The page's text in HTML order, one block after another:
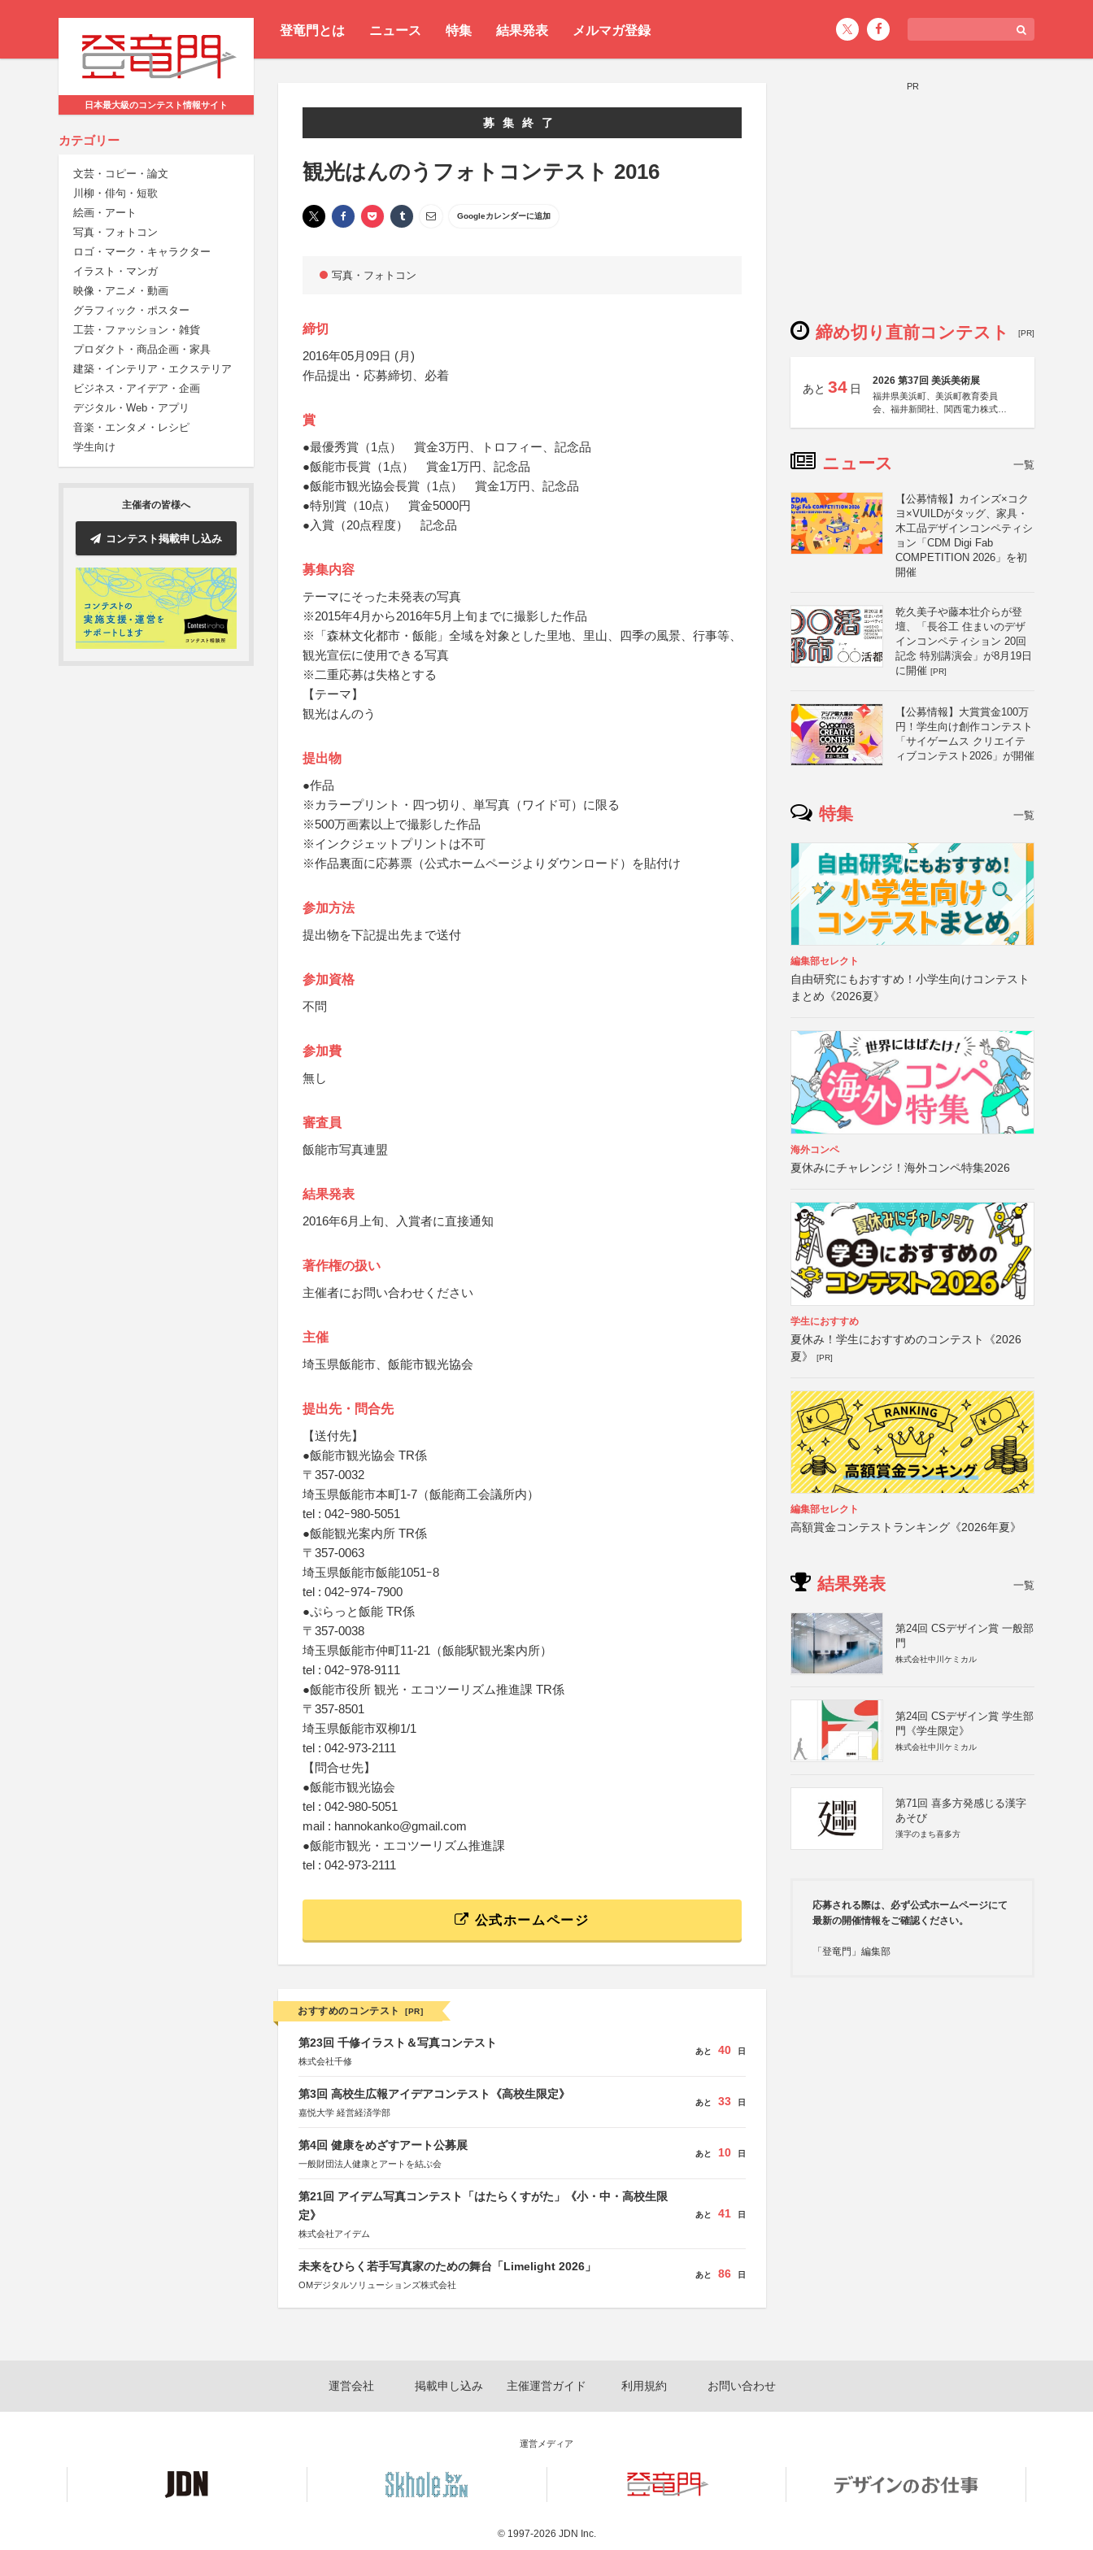
登竜門とは ニュース 特集 結果発表 メルマガ登録
日本最大級のコンテスト情報サイト
カテゴリー
文芸・コピー・論文
川柳・俳句・短歌
絵画・アート
写真・フォトコン
ロゴ・マーク・キャラクター
イラスト・マンガ
映像・アニメ・動画
グラフィック・ポスター
工芸・ファッション・雑貨
プロダクト・商品企画・家具
建築・インテリア・エクステリア
ビジネス・アイデア・企画
デジタル・Web・アプリ
音楽・エンタメ・レシピ
学生向け
主催者の皆様へ
コンテスト掲載申し込み
募集終了
観光はんのうフォトコンテスト 2016
Googleカレンダーに追加
写真・フォトコン
締切
2016年05月09日 (月)
作品提出・応募締切、必着
賞
●最優秀賞（1点） 賞金3万円、トロフィー、記念品
●飯能市長賞（1点） 賞金1万円、記念品
●飯能市観光協会長賞（1点） 賞金1万円、記念品
●特別賞（10点） 賞金5000円
●入賞（20点程度） 記念品
募集内容
テーマにそった未発表の写真
※2015年4月から2016年5月上旬までに撮影した作品
※「森林文化都市・飯能」全域を対象とした里地、里山、四季の風景、行事等、
観光宣伝に使用できる写真
※二重応募は失格とする
【テーマ】
観光はんのう
提出物
●作品
※カラープリント・四つ切り、単写真（ワイド可）に限る
※500万画素以上で撮影した作品
※インクジェットプリントは不可
※作品裏面に応募票（公式ホームページよりダウンロード）を貼付け
参加方法
提出物を下記提出先まで送付
参加資格
不問
参加費
無し
審査員
飯能市写真連盟
結果発表
2016年6月上旬、入賞者に直接通知
著作権の扱い
主催者にお問い合わせください
主催
埼玉県飯能市、飯能市観光協会
提出先・問合先
【送付先】
●飯能市観光協会 TR係
〒357-0032
埼玉県飯能市本町1-7（飯能商工会議所内）
tel : 042ｰ980-5051
●飯能観光案内所 TR係
〒357-0063
埼玉県飯能市飯能1051ｰ8
tel : 042ｰ974ｰ7900
●ぷらっと飯能 TR係
〒357-0038
埼玉県飯能市仲町11-21（飯能駅観光案内所）
tel : 042ｰ978-9111
●飯能市役所 観光・エコツーリズム推進課 TR係
〒357-8501
埼玉県飯能市双柳1/1
tel : 042-973-2111
【問合せ先】
●飯能市観光協会
tel : 042-980-5051
mail : hannokanko@gmail.com
●飯能市観光・エコツーリズム推進課
tel : 042-973-2111
公式ホームページ
おすすめのコンテスト [PR]
第23回 千修イラスト＆写真コンテスト
株式会社千修
あと 40 日
第3回 高校生広報アイデアコンテスト《高校生限定》
嘉悦大学 経営経済学部
あと 33 日
第4回 健康をめざすアート公募展
一般財団法人健康とアートを結ぶ会
あと 10 日
第21回 アイデム写真コンテスト「はたらくすがた」《小・中・高校生限
定》
株式会社アイデム
あと 41 日
未来をひらく若手写真家のための舞台「Limelight 2026」
OMデジタルソリューションズ株式会社
あと 86 日
PR
締め切り直前コンテスト [PR]
あと 34 日
2026 第37回 美浜美術展
福井県美浜町、美浜町教育委員
会、福井新聞社、関西電力株式会
ニュース 一覧
【公募情報】カインズ×コク
ヨ×VUILDがタッグ、家具・
木工品デザインコンペティシ
ョン「CDM Digi Fab
COMPETITION 2026」を初
開催
乾久美子や藤本壮介らが登
壇、「長谷工 住まいのデザ
インコンペティション 20回
記念 特別講演会」が8月19日
に開催 [PR]
【公募情報】大賞賞金100万
円！学生向け創作コンテスト
「サイゲームス クリエイテ
ィブコンテスト2026」が開催
特集 一覧
編集部セレクト
自由研究にもおすすめ！小学生向けコンテスト
まとめ《2026夏》
海外コンペ
夏休みにチャレンジ！海外コンペ特集2026
学生におすすめ
夏休み！学生におすすめのコンテスト《2026
夏》
[PR]
編集部セレクト
高額賞金コンテストランキング《2026年夏》
結果発表 一覧
第24回 CSデザイン賞 一般部
門
株式会社中川ケミカル
第24回 CSデザイン賞 学生部
門《学生限定》
株式会社中川ケミカル
第71回 喜多方発感じる漢字
あそび
漢字のまち喜多方
応募される際は、必ず公式ホームページにて
最新の開催情報をご確認ください。
「登竜門」編集部
運営会社 掲載申し込み 主催運営ガイド 利用規約 お問い合わせ
運営メディア
© 1997-2026 JDN Inc.